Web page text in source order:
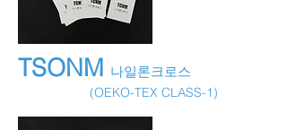
TSONM 나일론크로스
(OEKO-TEX CLASS-1)